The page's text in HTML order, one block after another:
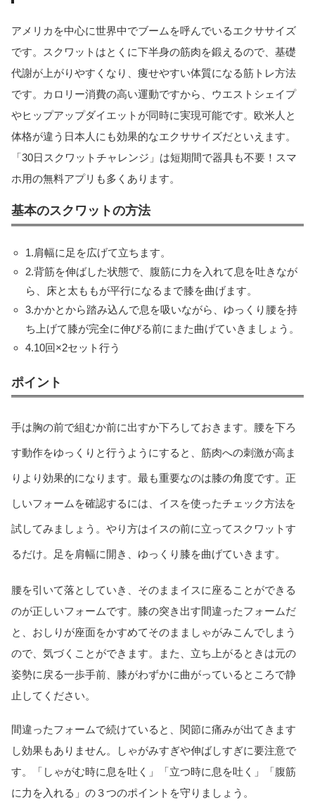
アメリカを中心に世界中でブームを呼んでいるエクササイズ
です。スクワットはとくに下半身の筋肉を鍛えるので、基礎
代謝が上がりやすくなり、痩せやすい体質になる筋トレ方法
です。カロリー消費の高い運動ですから、ウエストシェイプ
やヒップアップダイエットが同時に実現可能です。欧米人と
体格が違う日本人にも効果的なエクササイズだといえます。
「30日スクワットチャレンジ」は短期間で器具も不要！スマ
ホ用の無料アプリも多くあります。
基本のスクワットの方法
1.肩幅に足を広げて立ちます。
2.背筋を伸ばした状態で、腹筋に力を入れて息を吐きなが
ら、床と太ももが平行になるまで膝を曲げます。
3.かかとから踏み込んで息を吸いながら、ゆっくり腰を持
ち上げて膝が完全に伸びる前にまた曲げていきましょう。
4.10回×2セット行う
ポイント
手は胸の前で組むか前に出すか下ろしておきます。腰を下ろ
す動作をゆっくりと行うようにすると、筋肉への刺激が高ま
りより効果的になります。最も重要なのは膝の角度です。正
しいフォームを確認するには、イスを使ったチェック方法を
試してみましょう。やり方はイスの前に立ってスクワットす
るだけ。足を肩幅に開き、ゆっくり膝を曲げていきます。
腰を引いて落としていき、そのままイスに座ることができる
のが正しいフォームです。膝の突き出す間違ったフォームだ
と、おしりが座面をかすめてそのまましゃがみこんでしまう
ので、気づくことができます。また、立ち上がるときは元の
姿勢に戻る一歩手前、膝がわずかに曲がっているところで静
止してください。
間違ったフォームで続けていると、関節に痛みが出てきます
し効果もありません。しゃがみすぎや伸ばしすぎに要注意で
す。「しゃがむ時に息を吐く」「立つ時に息を吐く」「腹筋
に力を入れる」の３つのポイントを守りましょう。